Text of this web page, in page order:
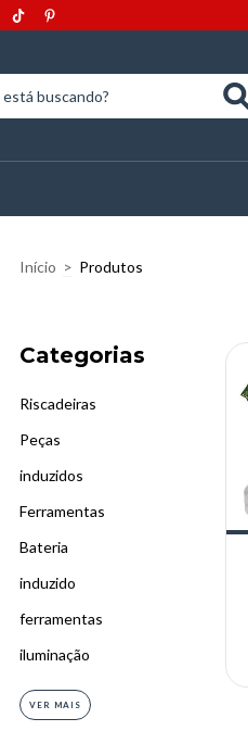
Início > Produtos
Categorias
Riscadeiras
Peças
induzidos
Ferramentas
Bateria
induzido
ferramentas
iluminação
VER MAIS